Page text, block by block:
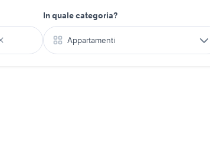
In quale categoria?
Appartamenti